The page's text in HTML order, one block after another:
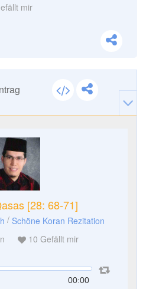
mir
[28: 68-71]
/ Schöne Koran Rezitation
10 Gefällt mir
00:00